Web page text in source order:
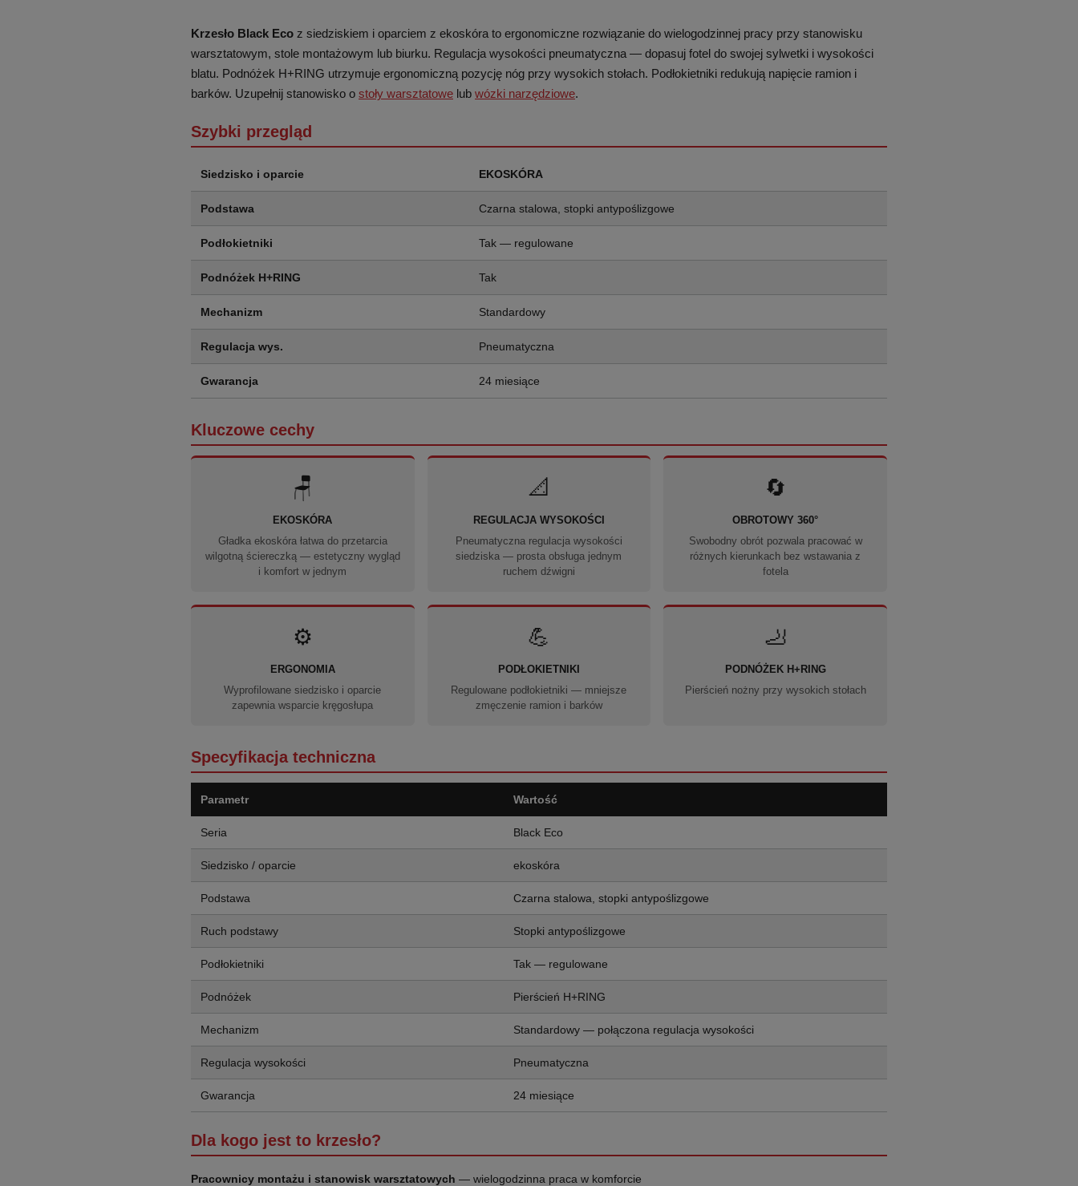
Krzesło Black Eco z siedziskiem i oparciem z ekoskóra to ergonomiczne rozwiązanie do wielogodzinnej pracy przy stanowisku
warsztatowym, stole montażowym lub biurku. Regulacja wysokości pneumatyczna — dopasuj fotel do swojej sylwetki i wysokości
blatu. Podnóżek H+RING utrzymuje ergonomiczną pozycję nóg przy wysokich stołach. Podłokietniki redukują napięcie ramion i
barków. Uzupełnij stanowisko o stoły warsztatowe lub wózki narzędziowe.
Szybki przegląd
Siedzisko i oparcie EKOSKÓRA
Podstawa Czarna stalowa, stopki antypoślizgowe
Podłokietniki Tak — regulowane
Podnóżek H+RING Tak
Mechanizm Standardowy
Regulacja wys. Pneumatyczna
Gwarancja 24 miesiące
Kluczowe cechy
🪑
EKOSKÓRA
Gładka ekoskóra łatwa do przetarcia
wilgotną ściereczką — estetyczny wygląd
i komfort w jednym
📐
REGULACJA WYSOKOŚCI
Pneumatyczna regulacja wysokości
siedziska — prosta obsługa jednym
ruchem dźwigni
🔄
OBROTOWY 360°
Swobodny obrót pozwala pracować w
różnych kierunkach bez wstawania z
fotela
⚙️
ERGONOMIA
Wyprofilowane siedzisko i oparcie
zapewnia wsparcie kręgosłupa
💪
PODŁOKIETNIKI
Regulowane podłokietniki — mniejsze
zmęczenie ramion i barków
🦶
PODNÓŻEK H+RING
Pierścień nożny przy wysokich stołach
Specyfikacja techniczna
Parametr Wartość
Seria Black Eco
Siedzisko / oparcie ekoskóra
Podstawa Czarna stalowa, stopki antypoślizgowe
Ruch podstawy Stopki antypoślizgowe
Podłokietniki Tak — regulowane
Podnóżek Pierścień H+RING
Mechanizm Standardowy — połączona regulacja wysokości
Regulacja wysokości Pneumatyczna
Gwarancja 24 miesiące
Dla kogo jest to krzesło?
Pracownicy montażu i stanowisk warsztatowych — wielogodzinna praca w komforcie